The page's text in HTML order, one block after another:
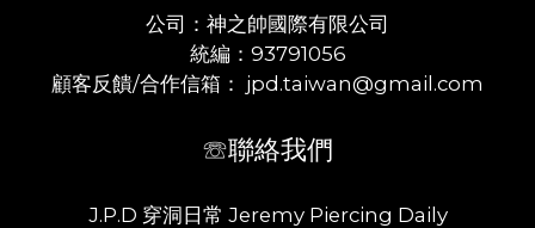
公司：神之帥國際有限公司
統編：93791056
顧客反饋/合作信箱： jpd.taiwan@gmail.com
☏聯絡我們
J.P.D 穿洞日常 Jeremy Piercing Daily